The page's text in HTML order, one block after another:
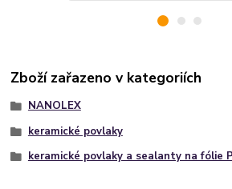
Zboží zařazeno v kategoriích
NANOLEX
keramické povlaky
keramické povlaky a sealanty na fólie